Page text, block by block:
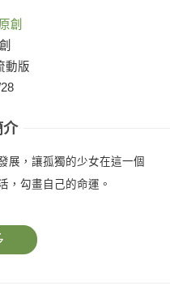
創
動版
介
展，讓孤獨的少女在這一個
，勾畫自己的命運。